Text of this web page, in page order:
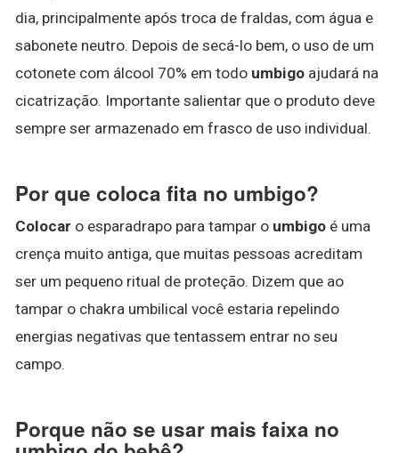
dia, principalmente após troca de fraldas, com água e
sabonete neutro. Depois de secá-lo bem, o uso de um
cotonete com álcool 70% em todo umbigo ajudará na
cicatrização. Importante salientar que o produto deve
sempre ser armazenado em frasco de uso individual.
Por que coloca fita no umbigo?
Colocar o esparadrapo para tampar o umbigo é uma
crença muito antiga, que muitas pessoas acreditam
ser um pequeno ritual de proteção. Dizem que ao
tampar o chakra umbilical você estaria repelindo
energias negativas que tentassem entrar no seu
campo.
Porque não se usar mais faixa no